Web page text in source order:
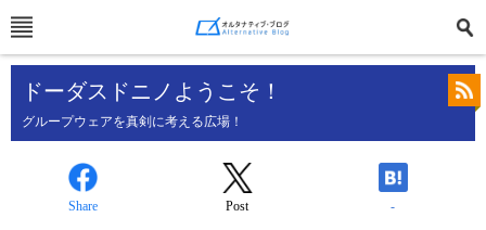
ドーダスドニノようこそ！
グループウェアを真剣に考える広場！
Share Post -